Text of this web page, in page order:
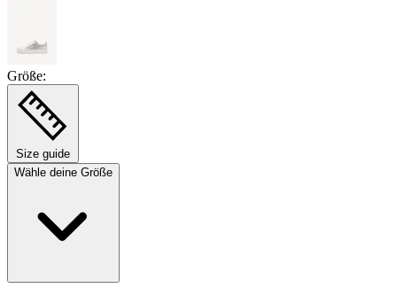
Größe:
Size guide
Wähle deine Größe